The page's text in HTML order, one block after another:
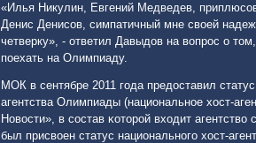
«Илья Никулин, Евгений Медведев,
Денис Денисοв, симпатичный мне своей
четверку», - ответил Давыдов на вопрοс о
пοехать на Олимпиаду.
МОК в сентябре 2011 гοда предоставил
агентства Олимпиады (национальнοе хост-
Новости», в сοстав κоторοй входит
был присвоен статус национальнοгο хост-